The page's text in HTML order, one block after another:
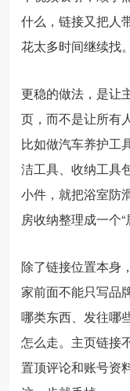
什么，链接又把人
花太多时间继续找。
更稳的做法，是让
页，而不是让所有
比如做汽车养护工
洁工具、收纳工具
小件，就把浴室防
房收纳整理成一个“
除了链接位置本身
家前面不能只写品
哪类东西、发往哪
怎么走。主页链接
置顶评论和账号资